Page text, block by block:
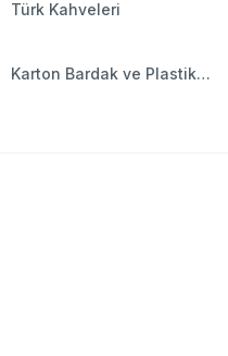
Türk Kahveleri
Karton Bardak ve Plastik